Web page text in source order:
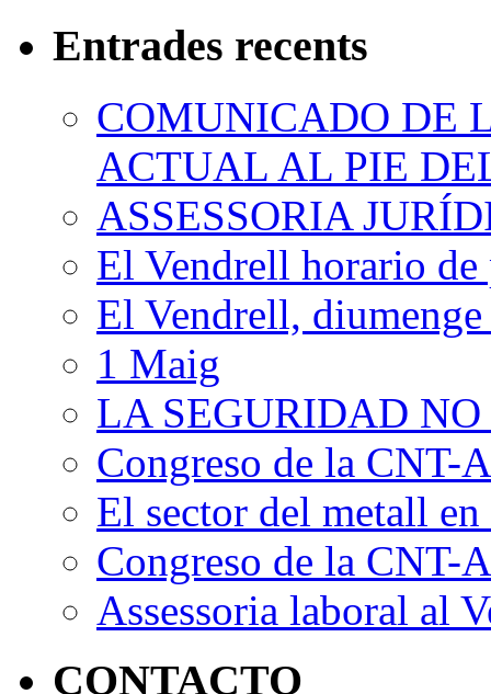
Entrades recents
COMUNICADO DE
ACTUAL AL PIE
ASSESSORIA
El Vendrell horario de
El Vendrell,
1 Maig
LA SEGURIDAD
Congreso de la
El sector del metall
Congreso de la
Assessoria laboral al
CONTACTO